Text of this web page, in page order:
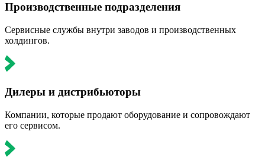
Производственные подразделения
Сервисные службы внутри заводов и производственных
холдингов.
Дилеры и дистрибьюторы
Компании, которые продают оборудование и сопровождают
его сервисом.